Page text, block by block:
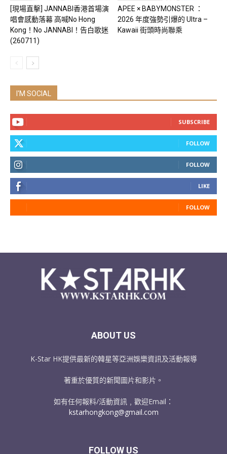
[現場直擊] JANNABI香港首場演
唱會感動落幕 高喊No Hong
Kong！No JANNABI！告白歌迷
(260711)
APEE × BABYMONSTER ：
2026 年度強勢引爆的 Ultra –
Kawaii 街頭時尚聯乘
I'M SOCIAL
SUBSCRIBE
FOLLOW
FOLLOW
LIKE
FOLLOW
ABOUT US
K-Star HK提供最新的韓星等亞洲娛樂資訊及活動報導
著重於優質的新聞圖片和影片。
如有任何報料/活動資訊﹐歡迎Email：
kstarhongkong@gmail.com
FOLLOW US